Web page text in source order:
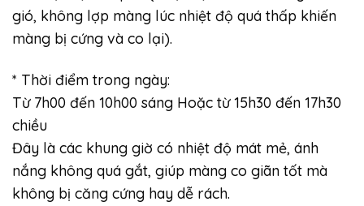
gió, không lợp màng lúc nhiệt độ quá thấp khiến
màng bị cứng và co lại).
* Thời điểm trong ngày:
Từ 7h00 đến 10h00 sáng Hoặc từ 15h30 đến 17h30
chiều
Đây là các khung giờ có nhiệt độ mát mẻ, ánh
nắng không quá gắt, giúp màng co giãn tốt mà
không bị căng cứng hay dễ rách.